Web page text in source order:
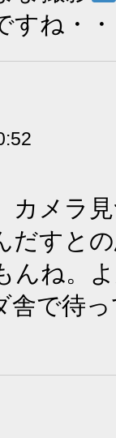
すね・
カメラ
だすと
んね。
舎で待